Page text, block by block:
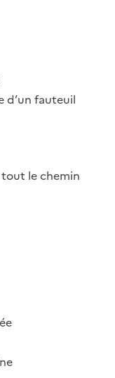
d’un fauteuil
le chemin